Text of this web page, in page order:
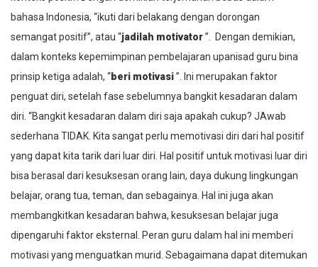
bahasa Indonesia, “ikuti dari belakang dengan dorongan
semangat positif”, atau “jadilah motivator”. Dengan demikian,
dalam konteks kepemimpinan pembelajaran upanisad guru bina
prinsip ketiga adalah, “beri motivasi”. Ini merupakan faktor
penguat diri, setelah fase sebelumnya bangkit kesadaran dalam
diri. “Bangkit kesadaran dalam diri saja apakah cukup? JAwab
sederhana TIDAK. Kita sangat perlu memotivasi diri dari hal positif
yang dapat kita tarik dari luar diri. Hal positif untuk motivasi luar diri
bisa berasal dari kesuksesan orang lain, daya dukung lingkungan
belajar, orang tua, teman, dan sebagainya. Hal ini juga akan
membangkitkan kesadaran bahwa, kesuksesan belajar juga
dipengaruhi faktor eksternal. Peran guru dalam hal ini memberi
motivasi yang menguatkan murid. Sebagaimana dapat ditemukan